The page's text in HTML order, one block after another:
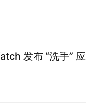
发布 “洗手”